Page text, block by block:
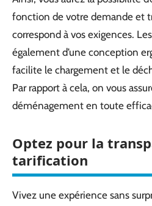
fonction de votre demande et
correspond à vos exigences.
également d’une conception
facilite le chargement et le
Par rapport à cela, on vous
déménagement en toute
Optez pour la
tarification
Vivez une expérience sans